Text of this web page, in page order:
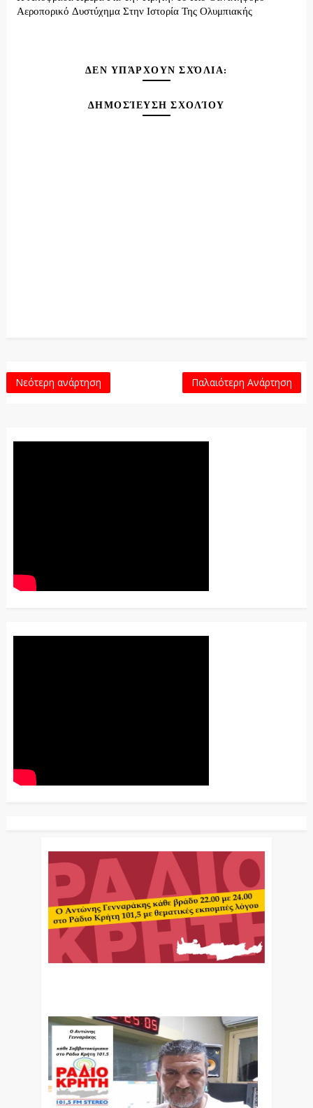
Αεροπορικό Δυστύχημα Στην Ιστορία Της Ολυμπιακής
ΔΕΝ ΥΠΆΡΧΟΥΝ ΣΧΌΛΙΑ:
ΔΗΜΟΣΊΕΥΣΗ ΣΧΟΛΊΟΥ
Νεότερη ανάρτηση Παλαιότερη Ανάρτηση